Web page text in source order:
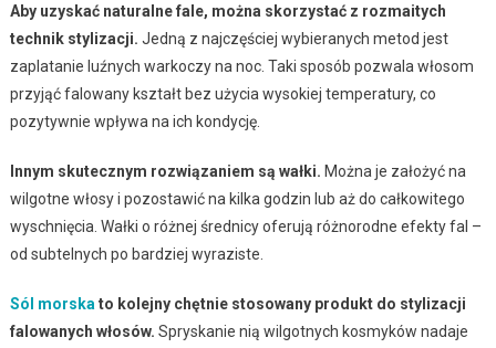
Aby uzyskać naturalne fale, można skorzystać z rozmaitych
technik stylizacji. Jedną z najczęściej wybieranych metod jest
zaplatanie luźnych warkoczy na noc. Taki sposób pozwala włosom
przyjąć falowany kształt bez użycia wysokiej temperatury, co
pozytywnie wpływa na ich kondycję.
Innym skutecznym rozwiązaniem są wałki. Można je założyć na
wilgotne włosy i pozostawić na kilka godzin lub aż do całkowitego
wyschnięcia. Wałki o różnej średnicy oferują różnorodne efekty fal –
od subtelnych po bardziej wyraziste.
Sól morska to kolejny chętnie stosowany produkt do stylizacji
falowanych włosów. Spryskanie nią wilgotnych kosmyków nadaje